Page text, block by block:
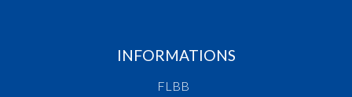
INFORMATIONS
FLBB